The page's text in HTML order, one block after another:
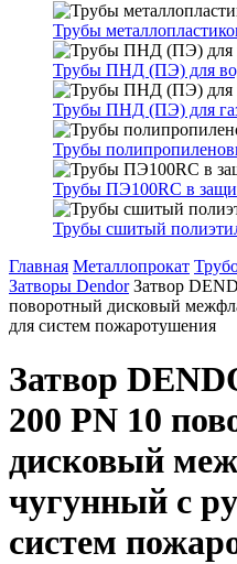
Трубы
Трубы ПНД (ПЭ) для
Трубы ПНД (ПЭ) для
Трубы
Трубы ПЭ100RC в
Трубы сшитый
Главная Металлопрокат
Затворы Dendor Затвор
поворотный дисковый
для систем пожаротушения
Затвор
200 PN 10
дисковый
чугунный с
систем